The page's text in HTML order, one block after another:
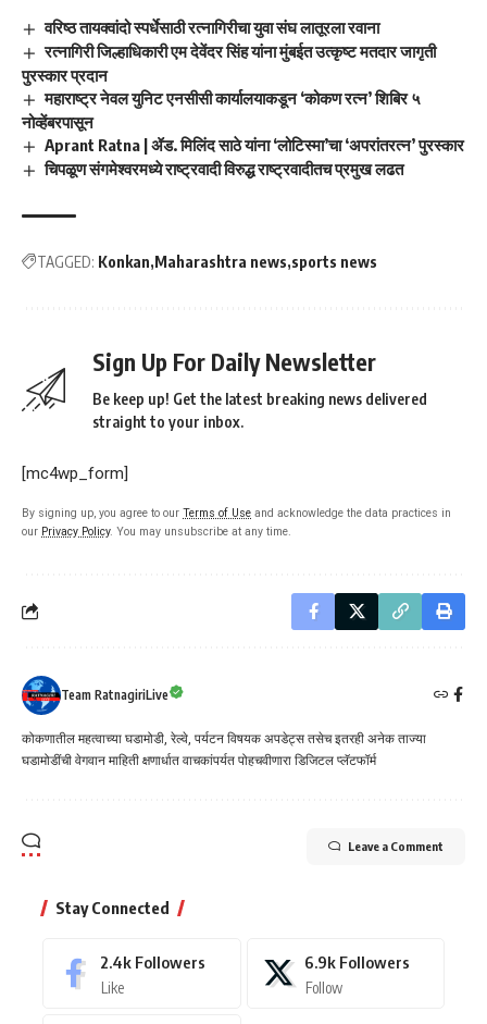
वरिष्ठ तायक्वांदो स्पर्धेसाठी रत्नागिरीचा युवा संघ लातूरला रवाना
रत्नागिरी जिल्हाधिकारी एम देवेंदर सिंह यांना मुंबईत उत्कृष्ट मतदार जागृती
पुरस्कार प्रदान
महाराष्ट्र नेवल युनिट एनसीसी कार्यालयाकडून ‘कोकण रत्न’ शिबिर ५
नोव्हेंबरपासून
Aprant Ratna | ॲड. मिलिंद साठे यांना ‘लोटिस्मा’चा ‘अपरांतरत्न’ पुरस्कार
चिपळूण संगमेश्वरमध्ये राष्ट्रवादी विरुद्ध राष्ट्रवादीतच प्रमुख लढत
TAGGED: Konkan Maharashtra news sports news
Sign Up For Daily Newsletter
Be keep up! Get the latest breaking news delivered
straight to your inbox.
[mc4wp_form]
By signing up, you agree to our Terms of Use and acknowledge the data practices in
our Privacy Policy. You may unsubscribe at any time.
Team RatnagiriLive
कोकणातील महत्वाच्या घडामोडी, रेल्वे, पर्यटन विषयक अपडेट्स तसेच इतरही अनेक ताज्या
घडामोडींची वेगवान माहिती क्षणार्धात वाचकांपर्यत पोहचवीणारा डिजिटल प्लॅटफॉर्म
Leave a Comment
Stay Connected
2.4k Followers
Like
6.9k Followers
Follow